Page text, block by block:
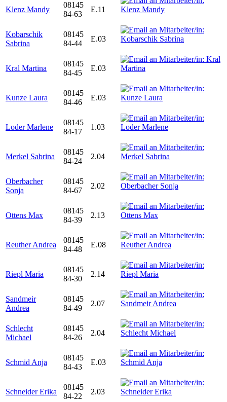
Klenz Mandy
08145
84-63
E.11
Kobarschik
Sabrina
08145
84-44
E.03
Kral Martina
08145
84-45
E.03
Kunze Laura
08145
84-46
E.03
Loder Marlene
08145
84-17
1.03
Merkel Sabrina
08145
84-24
2.04
Oberbacher
Sonja
08145
84-67
2.02
Ottens Max
08145
84-39
2.13
Reuther Andrea
08145
84-48
E.08
Riepl Maria
08145
84-30
2.14
Sandmeir
Andrea
08145
84-49
2.07
Schlecht
Michael
08145
84-26
2.04
Schmid Anja
08145
84-43
E.03
Schneider Erika
08145
84-22
2.03